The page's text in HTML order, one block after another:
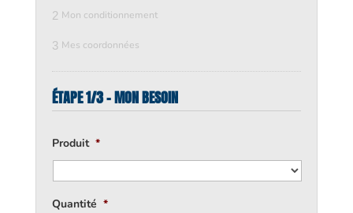
2 Mon conditionnement
3 Mes coordonnées
ÉTAPE 1/3 - MON BESOIN
Produit *
Quantité *